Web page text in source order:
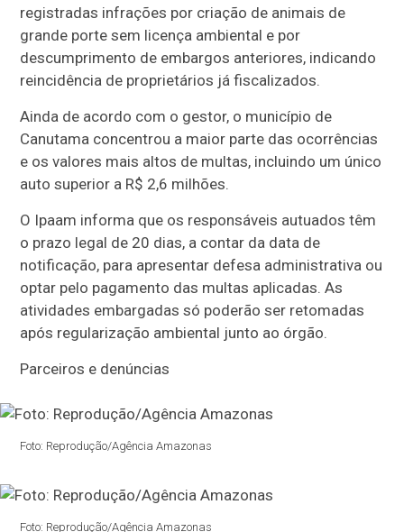
registradas infrações por criação de animais de
grande porte sem licença ambiental e por
descumprimento de embargos anteriores, indicando
reincidência de proprietários já fiscalizados.
Ainda de acordo com o gestor, o município de
Canutama concentrou a maior parte das ocorrências
e os valores mais altos de multas, incluindo um único
auto superior a R$ 2,6 milhões.
O Ipaam informa que os responsáveis autuados têm
o prazo legal de 20 dias, a contar da data de
notificação, para apresentar defesa administrativa ou
optar pelo pagamento das multas aplicadas. As
atividades embargadas só poderão ser retomadas
após regularização ambiental junto ao órgão.
Parceiros e denúncias
Foto: Reprodução/Agência Amazonas
Foto: Reprodução/Agência Amazonas